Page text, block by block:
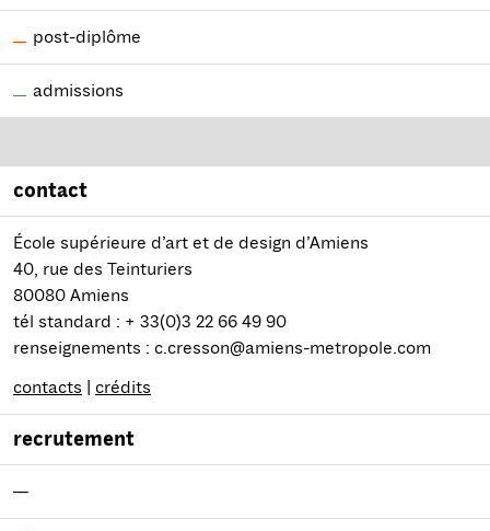
post-diplôme
admissions
contact
École supérieure d’art et de design d’Amiens
40, rue des Teinturiers
80080 Amiens
tél standard : + 33(0)3 22 66 49 90
renseignements : c.cresson@amiens-metropole.com
contacts
crédits
recrutement
—